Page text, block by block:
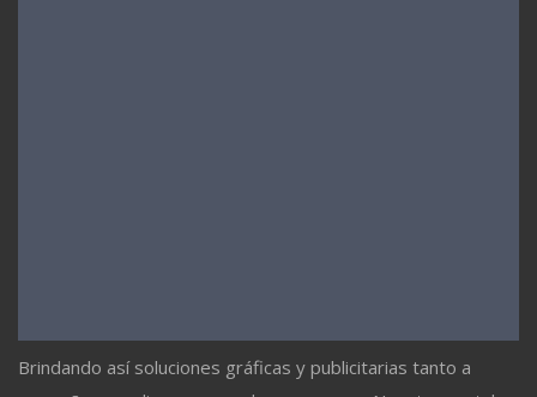
Brindando así soluciones gráficas y publicitarias tanto a